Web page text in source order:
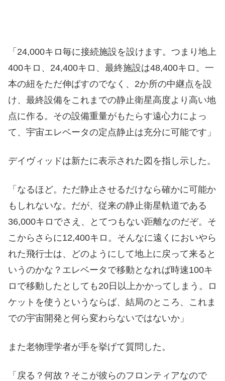
「24,000キロ毎に接続施設を設けます。つまり地上
400キロ、24,400キロ、最終施設は48,400キロ。一
本の紐をただ伸ばすのでなく、2か所の中継点を設
け、最終設備をこれまでの静止衛星高度より高い地
点に作る。その設備重量がもたらす遠心力によっ
て、宇宙エレベータの定点静止は充分に可能です」
デイヴィッドは新たに表示された図を指し示した。
「なるほど。ただ静止させるだけなら確かに可能か
もしれないな。だが、従来の静止衛星軌道である
36,000キロでさえ、とてつもない距離なのだぞ。そ
こからさらに12,400キロ。そんなに遠くにおいやら
れた飛行士は、どのようにして地上に戻って来ると
いうのかな？エレベータで移動となれば時速100キ
ロで移動したとしても20日以上かかってしまう。ロ
ケットを使うというならば、結局のところ、これま
での宇宙開発と何ら変わらないではないか」
また老物理学者が手を挙げて質問した。
「戻る？何故？そこが彼らのフロンティアなので